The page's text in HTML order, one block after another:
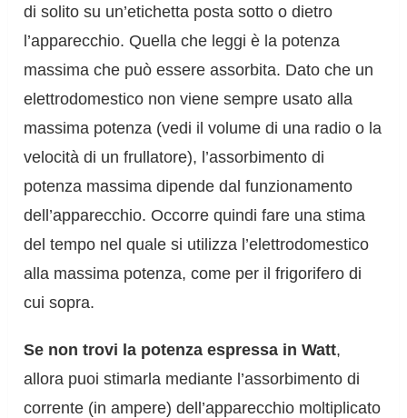
di solito su un’etichetta posta sotto o dietro
l’apparecchio. Quella che leggi è la potenza
massima che può essere assorbita. Dato che un
elettrodomestico non viene sempre usato alla
massima potenza (vedi il volume di una radio o la
velocità di un frullatore), l’assorbimento di
potenza massima dipende dal funzionamento
dell’apparecchio. Occorre quindi fare una stima
del tempo nel quale si utilizza l’elettrodomestico
alla massima potenza, come per il frigorifero di
cui sopra.
Se non trovi la potenza espressa in Watt,
allora puoi stimarla mediante l’assorbimento di
corrente (in ampere) dell’apparecchio moltiplicato